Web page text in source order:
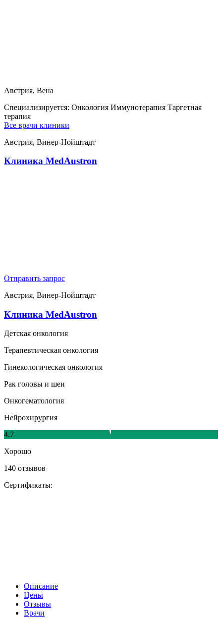
Австрия, Вена
Специализируется: Онкология Иммунотерапия Таргетная
терапия
Все врачи клиники
Австрия, Винер-Нойштадт
Клиника MedAustron
Отправить запрос
Австрия, Винер-Нойштадт
Клиника MedAustron
Детская онкология
Терапевтическая онкология
Гинекологическая онкология
Рак головы и шеи
Онкогематология
Нейрохирургия
4.7
Хорошо
140 отзывов
Сертификаты:
Описание
Цены
Отзывы
Врачи